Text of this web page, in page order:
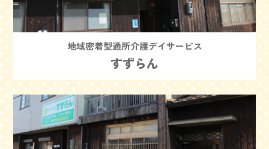
地域密着型通所介護デイサービス
すずらん